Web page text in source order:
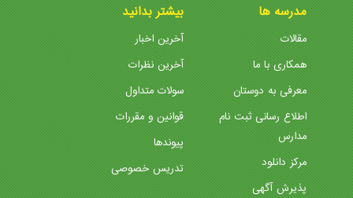
مدرسه ها
مقالات
همکاری با ما
معرفی به دوستان
اطلاع رسانی ثبت نام
مدارس
مرکز دانلود
پذیرش آگهی
بیشتر بدانید
آخرین اخبار
آخرین نظرات
سولات متداول
قوانین و مقررات
پیوندها
تدریس خصوصی